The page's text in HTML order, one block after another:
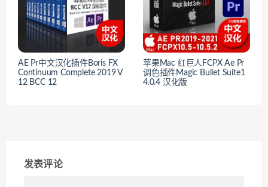
AE Pr中文汉化插件Boris FX
Continuum Complete 2019 V
12 BCC 12
苹果Mac 红巨人FCPX Ae Pr
调色插件Magic Bullet Suite1
4.0.4 汉化版
发表评论